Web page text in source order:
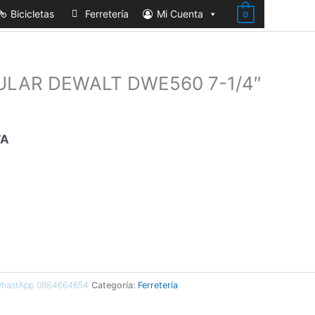
Bicicletas Ferretería Mi Cuenta 0
DEWALT DWE560 7-1/4″
0984664654 Categoría: Ferretería